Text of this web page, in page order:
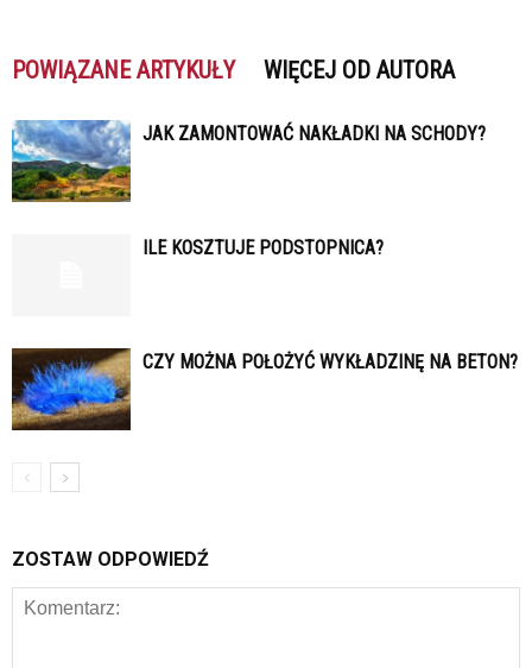
POWIĄZANE ARTYKUŁY WIĘCEJ OD AUTORA
JAK ZAMONTOWAĆ NAKŁADKI NA SCHODY?
ILE KOSZTUJE PODSTOPNICA?
CZY MOŻNA POŁOŻYĆ WYKŁADZINĘ NA BETON?
ZOSTAW ODPOWIEDŹ